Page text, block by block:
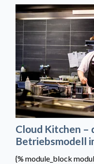
Cloud Kitchen –
Betriebsmodell
{% module_block